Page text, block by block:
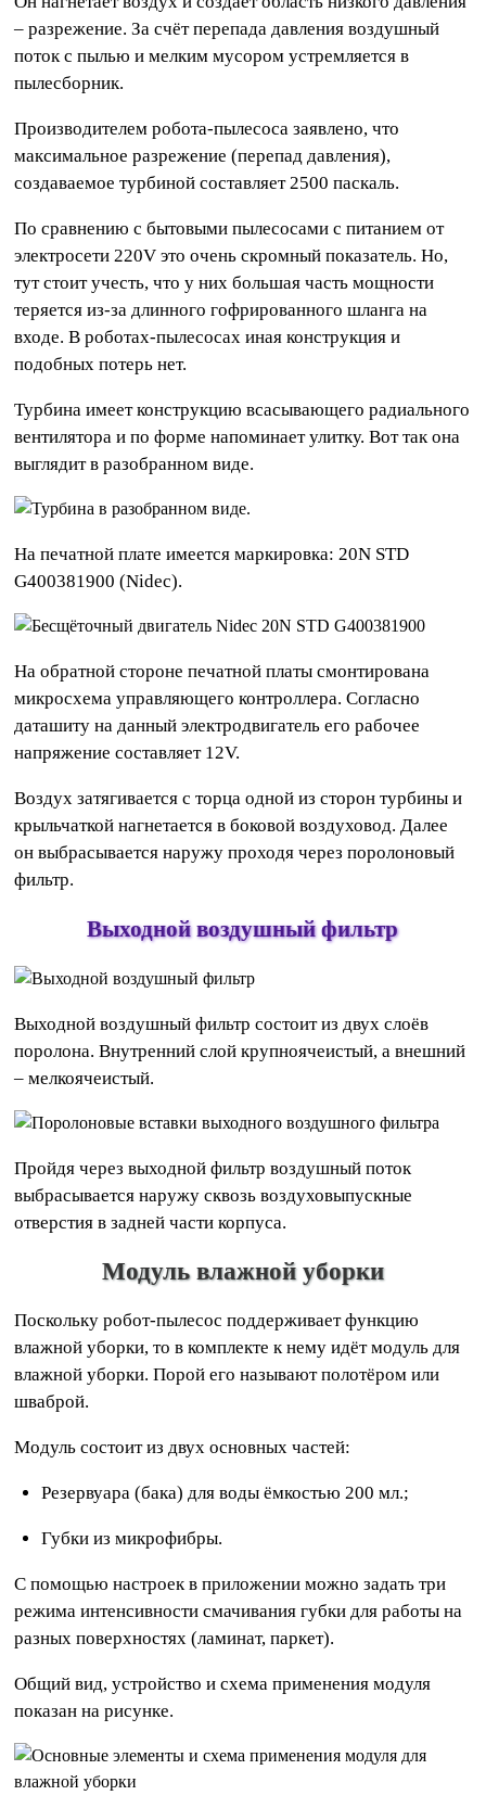
– разрежение. За счёт перепада давления воздушный
поток с пылью и мелким мусором устремляется в
пылесборник.
Производителем робота-пылесоса заявлено, что
максимальное разрежение (перепад давления),
создаваемое турбиной составляет 2500 паскаль.
По сравнению с бытовыми пылесосами с питанием от
электросети 220V это очень скромный показатель. Но,
тут стоит учесть, что у них большая часть мощности
теряется из-за длинного гофрированного шланга на
входе. В роботах-пылесосах иная конструкция и
подобных потерь нет.
Турбина имеет конструкцию всасывающего радиального
вентилятора и по форме напоминает улитку. Вот так она
выглядит в разобранном виде.
На печатной плате имеется маркировка: 20N STD
G400381900 (Nidec).
На обратной стороне печатной платы смонтирована
микросхема управляющего контроллера. Согласно
даташиту на данный электродвигатель его рабочее
напряжение составляет 12V.
Воздух затягивается с торца одной из сторон турбины и
крыльчаткой нагнетается в боковой воздуховод. Далее
он выбрасывается наружу проходя через поролоновый
фильтр.
Выходной воздушный фильтр
Выходной воздушный фильтр состоит из двух слоёв
поролона. Внутренний слой крупноячеистый, а внешний
– мелкоячеистый.
Пройдя через выходной фильтр воздушный поток
выбрасывается наружу сквозь воздуховыпускные
отверстия в задней части корпуса.
Модуль влажной уборки
Поскольку робот-пылесос поддерживает функцию
влажной уборки, то в комплекте к нему идёт модуль для
влажной уборки. Порой его называют полотёром или
шваброй.
Модуль состоит из двух основных частей:
Резервуара (бака) для воды ёмкостью 200 мл.;
Губки из микрофибры.
C помощью настроек в приложении можно задать три
режима интенсивности смачивания губки для работы на
разных поверхностях (ламинат, паркет).
Общий вид, устройство и схема применения модуля
показан на рисунке.